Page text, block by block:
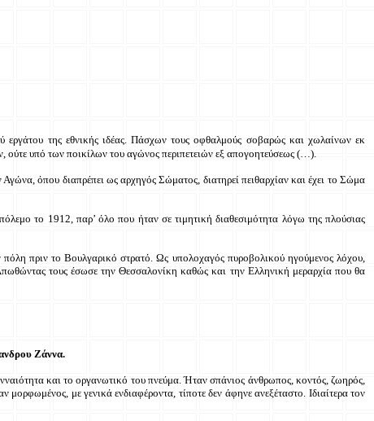
της εθνικής ιδέας. Πάσχων τους οφθαλμούς σοβαρώς και χωλαίνων εκ
υπό των ποικίλων του αγώνος περιπετειών εξ απογοητεύσεως (…).
όπου διαπρέπει ως αρχηγός Σώματος, διατηρεί πειθαρχίαν και έχει το Σώμα
το 1912, παρ’ όλο που ήταν σε τιμητική διαθεσιμότητα λόγω της πλούσιας
πριν το Βουλγαρικό στρατό. Ως υπολοχαγός πυροβολικού ηγούμενος λόχου,
τους έσωσε την Θεσσαλονίκη καθώς και την Ελληνική μεραρχία που θα
Ζάννα.
και το οργανωτικό του πνεύμα. Ήταν σπάνιος άνθρωπος, κοντός, ζωηρός,
με γενικά ενδιαφέροντα, τίποτε δεν άφηνε ανεξέταστο. Ιδιαίτερα τον